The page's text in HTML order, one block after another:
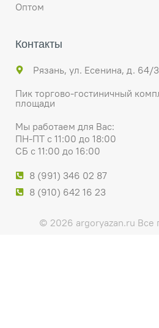
Оптом
Контакты
Рязань, ул. Есенина, д. 64/
Пик торгово-гостиничный
площади
Мы работаем для Вас:
ПН-ПТ с 11:00 до 18:00
СБ с 11:00 до 16:00
8 (991) 346 02 87
8 (910) 642 16 23
© 2026 argoryazan.ru Все